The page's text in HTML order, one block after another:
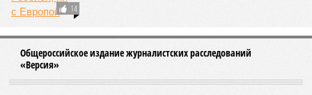
14
Общероссийское издание журналистских расследований
«Версия»